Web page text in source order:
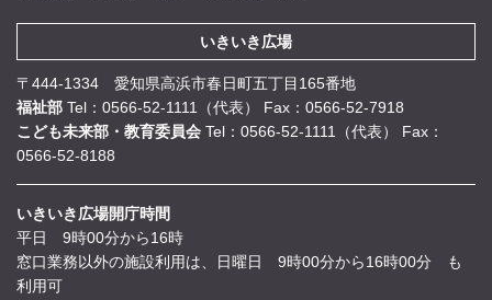
いきいき広場
〒444-1334 愛知県高浜市春日町五丁目165番地
福祉部 Tel：0566-52-1111（代表）
Fax：0566-52-7918
こども未来部・教育委員会 Tel：0566-52-1111（代表）
Fax：
0566-52-8188
いきいき広場開庁時間
平日 9時00分から16時
窓口業務以外の施設利用は、日曜日 9時00分から16時00分 も
利用可